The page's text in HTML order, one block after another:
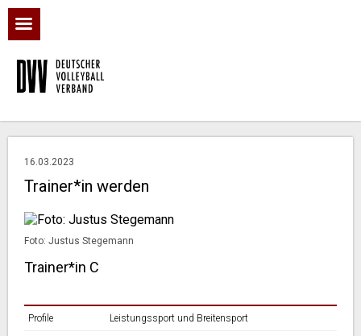
16.03.2023
Trainer*in werden
Foto: Justus Stegemann
Trainer*in C
Profile Leistungssport und Breitensport